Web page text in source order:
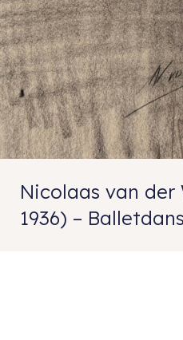
Nicolaas van der
1936) –